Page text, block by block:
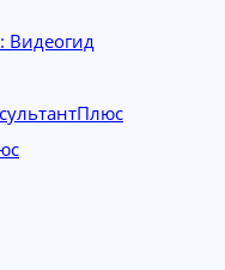
Видеогид